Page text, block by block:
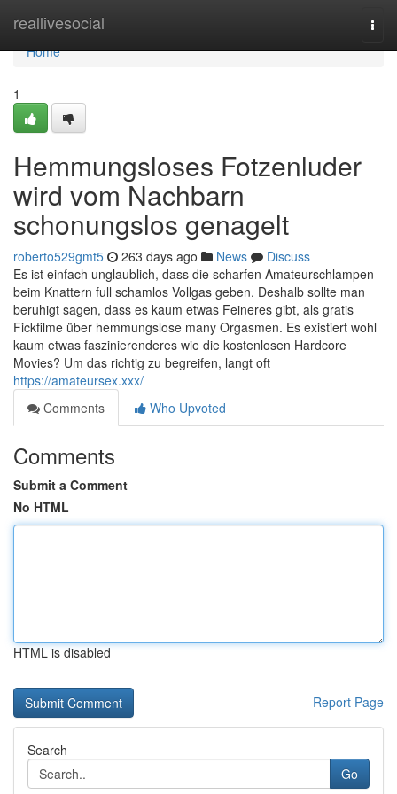
reallivesocial
Home
Home
1
Hemmungsloses Fotzenluder
wird vom Nachbarn
schonungslos genagelt
roberto529gmt5 263 days ago News
Discuss
Es ist einfach unglaublich, dass die scharfen Amateurschlampen
beim Knattern full schamlos Vollgas geben. Deshalb sollte man
beruhigt sagen, dass es kaum etwas Feineres gibt, als gratis
Fickfilme über hemmungslose many Orgasmen. Es existiert wohl
kaum etwas faszinierenderes wie die kostenlosen Hardcore
Movies? Um das richtig zu begreifen, langt oft
https://amateursex.xxx/
Comments
Who Upvoted
Comments
Submit a Comment
No HTML
HTML is disabled
Report Page
Search
Go